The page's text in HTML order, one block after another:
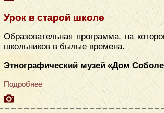
Урок в старой школе
Образовательная программа, на
школьников в былые времена.
Этнографический музей «Дом
Подробнее